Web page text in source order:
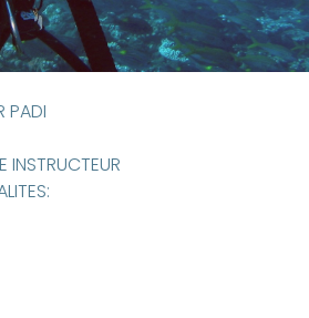
PADI
INSTRUCTEUR